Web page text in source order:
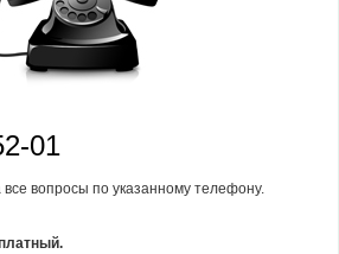
01
вопросы по указанному телефону.